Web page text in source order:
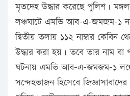
মৃতদেহ উদ্ধার করেছে পুলিশ।
লঞ্চঘাটে এমভি আব-এ-জমজম-১
দ্বিতীয় তলায় ১১২ নাম্বার কেবিন
উদ্ধার করা হয়। তবে তার নাম বা
ঘটনায় এমভি আব-এ-জমজম-১
সন্দেহভাজন হিসেবে